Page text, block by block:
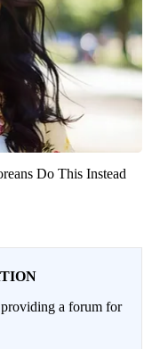
Do This Instead
a forum for